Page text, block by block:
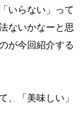
いらない」って
ないかなーと思
が今回紹介する
、「美味しい」